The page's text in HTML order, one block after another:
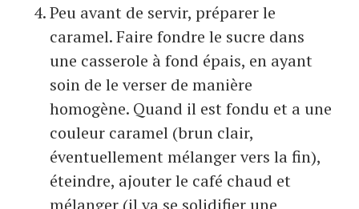
Peu avant de servir, préparer le
caramel. Faire fondre le sucre dans
une casserole à fond épais, en ayant
soin de le verser de manière
homogène. Quand il est fondu et a une
couleur caramel (brun clair,
éventuellement mélanger vers la fin),
éteindre, ajouter le café chaud et